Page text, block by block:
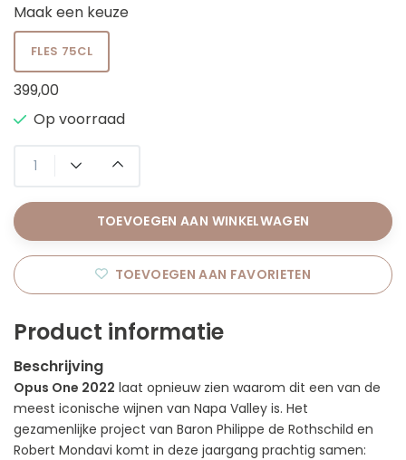
Maak een keuze
FLES 75CL
399,00
Op voorraad
TOEVOEGEN AAN WINKELWAGEN
TOEVOEGEN AAN FAVORIETEN
Product informatie
Beschrijving
Opus One 2022 laat opnieuw zien waarom dit een van de
meest iconische wijnen van Napa Valley is. Het
gezamenlijke project van Baron Philippe de Rothschild en
Robert Mondavi komt in deze jaargang prachtig samen: